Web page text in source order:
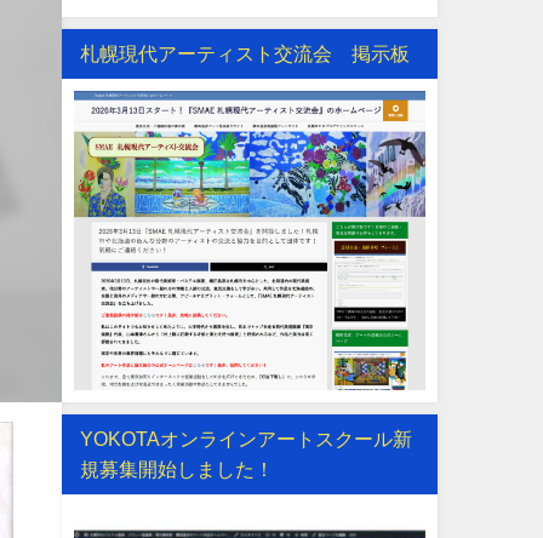
札幌現代アーティスト交流会 掲示板
YOKOTAオンラインアートスクール新
規募集開始しました！